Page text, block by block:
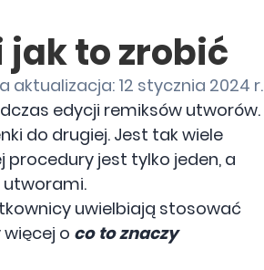
jak to zrobić
aktualizacja: 12 stycznia 2024 r.
edycji remiksów utworów.
do drugiej. Jest tak wiele
procedury jest tylko jeden, a
utworami.
uwielbiają stosować
o co to znaczy